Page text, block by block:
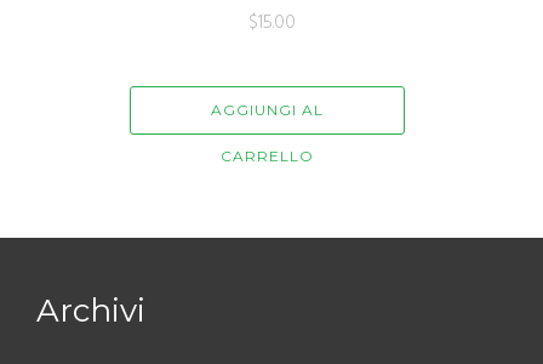
$15.00
AGGIUNGI AL
CARRELLO
Archivi